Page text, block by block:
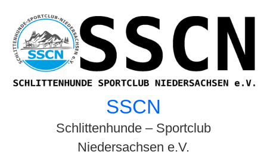
content
SSCN
Schlittenhunde – Sportclub
Niedersachsen e.V.